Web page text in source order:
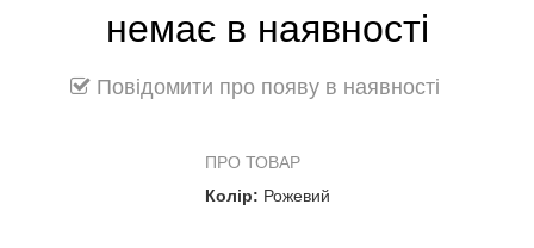
немає в наявності
Повідомити про появу в наявності
ПРО ТОВАР
Колір: Рожевий